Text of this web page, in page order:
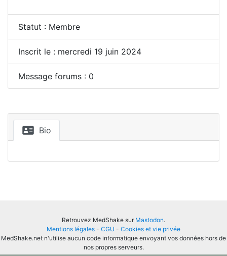
Statut : Membre
Inscrit le : mercredi 19 juin 2024
Message forums : 0
Bio
Retrouvez MedShake sur Mastodon.
Mentions légales - CGU - Cookies et vie privée
MedShake.net n'utilise aucun code informatique envoyant vos données hors de
nos propres serveurs.